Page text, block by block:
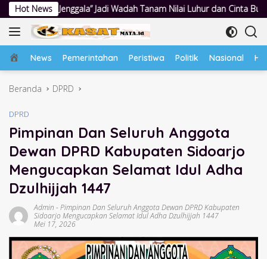
Langsung
ke
konten
Hot News
Wadah Tanam Nilai Luhur dan Cinta Budaya Lokal
Home
News Pemerintahan Peristiwa Politik Nasional
Beranda DPRD
DPRD
Pimpinan Dan Seluruh Anggota
Dewan DPRD Kabupaten Sidoarjo
Mengucapkan Selamat Idul Adha
Dzulhijjah 1447
Admin -Pimpinan Dan Seluruh Anggota Dewan DPRD Kabupaten
Sidoarjo Mengucapkan Selamat Idul Adha Dzulhijjah 1447
Mei 17, 2026